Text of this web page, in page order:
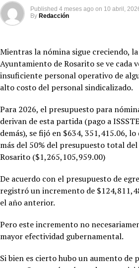
Published 4 meses ago on 10 abril,
By Redacción
Mientras la nómina sigue creciendo,
Ayuntamiento de Rosarito se ve cada
insuficiente personal operativo de
alto costo del personal sindicalizado.
Para 2026, el presupuesto para
derivan de esta partida (pago a
demás), se fijó en $634, 351,415.06,
más del 50% del presupuesto total
Rosarito ($1,265,105,959.00)
De acuerdo con el presupuesto de
registró un incremento de
el año anterior.
Pero este incremento no
mayor efectividad gubernamental.
Si bien es cierto hubo un aumento de